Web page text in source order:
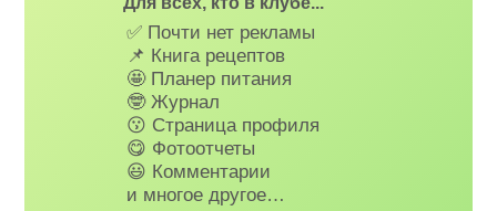
✅ Почти нет рекламы
📌 Книга рецептов
🤩 Планер питания
🤓 Журнал
😗 Страница профиля
😋 Фотоотчеты
😃 Комментарии
и многое другое…